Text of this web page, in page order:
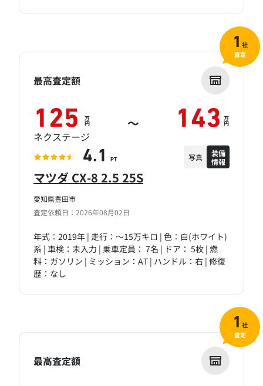
愛知県豊田市
査定依頼日：2026年08月02日
マツダ CX-8 2.5 25S
年式：2019年 | 走行：～15万キロ | 色：白(ホワイト)
系 | 車検：未入力 | 乗車定員： 7名 | ドア： 5枚 | 燃
料：ガソリン | ミッション：AT | ハンドル：右 | 修復
歴：なし
最高査定額
125 万
円 ～ 143 万
円
ネクステージ
4.1 PT 写真
装備
情報
1 社
査定
最高査定額
1 社
査定